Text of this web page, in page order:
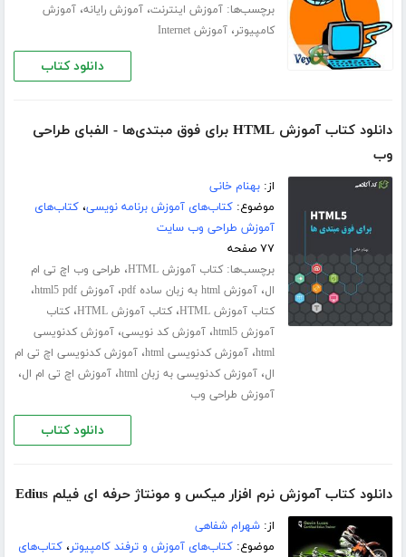
برچسب‌ها:آموزش اینترنت،آموزش رایانه،آموزش
کامپیوتر،آموزش Internet
دانلود کتاب
دانلود کتاب آموزش HTML برای فوق مبتدی‌ها - الفبای طراحی
وب
از:بهنام خانی
موضوع:کتاب‌های آموزش برنامه نویسی،کتاب‌های
آموزش طراحی وب سایت
۷۷ صفحه
برچسب‌ها:کتاب آموزش HTML ، طراحی وب اچ تی ام
ال،آموزش html به زبان ساده pdf ،آموزش html5 pdf ،
کتاب آموزش HTML ،کتاب آموزش HTML ،کتاب
آموزش html5
،آموزش کد نویسی،آموزش کدنویسی
html،آموزش کدنویسی html ،آموزش کدنویسی اچ تی ام
ال،آموزش کدنویسی به زبان html ،آموزش اچ تی ام ال،
آموزش طراحی وب
دانلود کتاب
دانلود کتاب آموزش نرم افزار میکس و مونتاژ حرفه ای فیلم Edius
از:شهرام شفاهی
موضوع:کتاب‌های آموزش و ترفند کامپیوتر،کتاب‌های